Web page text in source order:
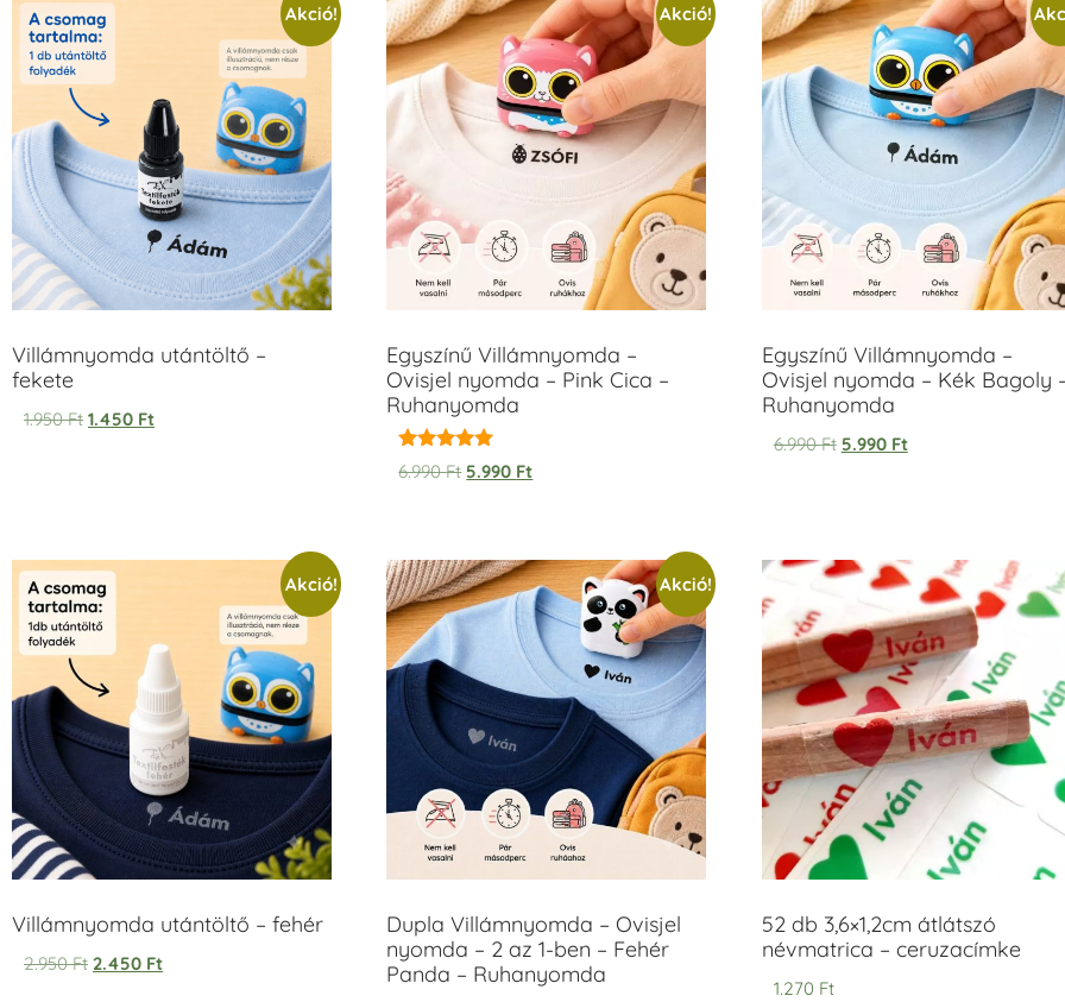
Akció!
Villámnyomda utántöltő –
fekete
1.950Ft 1.450 Ft
Akció!
Egyszínű Villámnyomda –
Ovisjel nyomda – Pink Cica –
Ruhanyomda
Értékelés:
5.00
6.990Ft 5.990 Ft
Egyszínű Villámnyomda –
Ovisjel nyomda – Kék Bagoly
Ruhanyomda
6.990Ft 5.990 Ft
Akció!
Villámnyomda utántöltő – fehér
2.950Ft 2.450 Ft
Akció!
Dupla Villámnyomda – Ovisjel
nyomda – 2 az 1-ben – Fehér
Panda – Ruhanyomda
52 db 3,6×1,2cm átlátszó
névmatrica – ceruzacímke
1.270 Ft